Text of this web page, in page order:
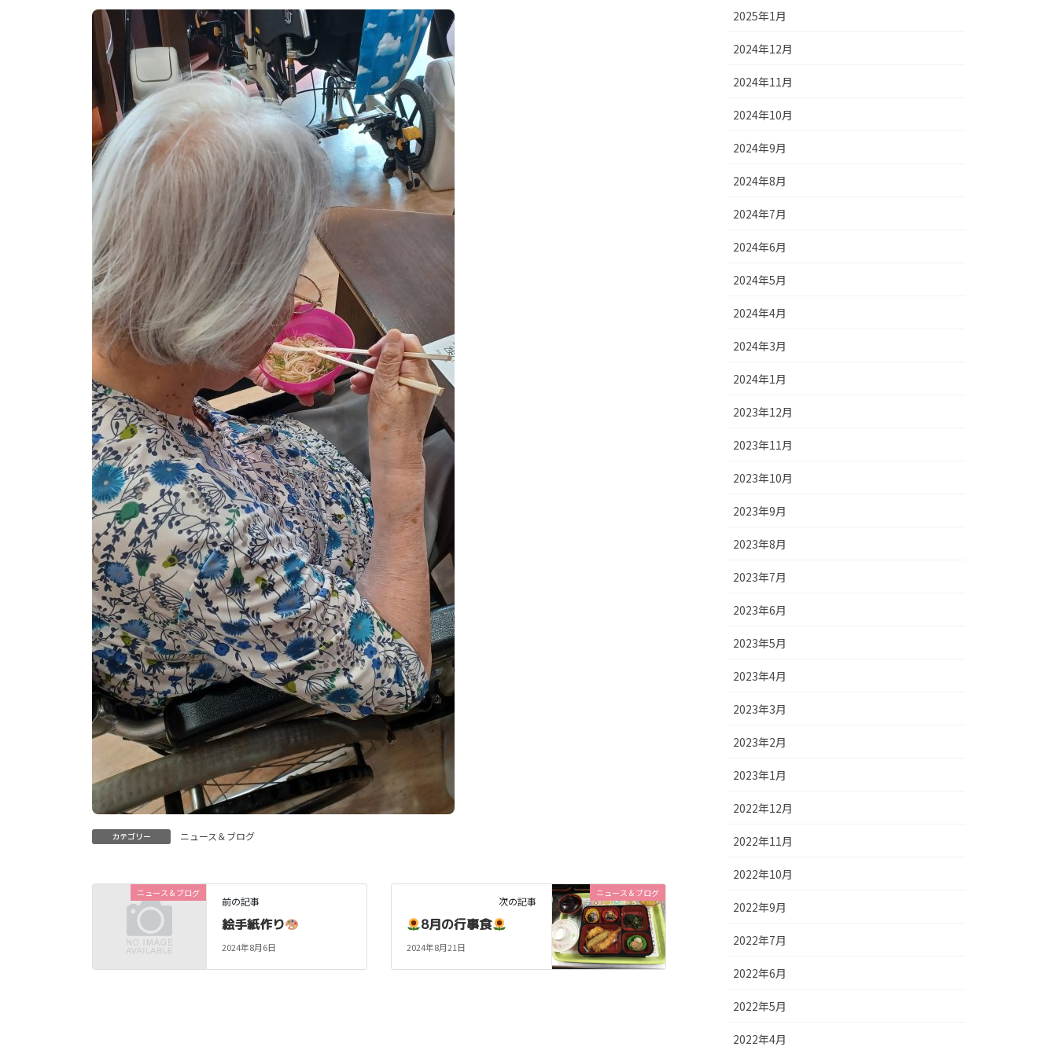
カテゴリー ニュース＆ブログ
ニュース＆ブログ
前の記事
絵手紙作り
2024年8月6日
ニュース＆ブログ
次の記事
8月の行事食
2024年8月21日
2025年1月
2024年12月
2024年11月
2024年10月
2024年9月
2024年8月
2024年7月
2024年6月
2024年5月
2024年4月
2024年3月
2024年1月
2023年12月
2023年11月
2023年10月
2023年9月
2023年8月
2023年7月
2023年6月
2023年5月
2023年4月
2023年3月
2023年2月
2023年1月
2022年12月
2022年11月
2022年10月
2022年9月
2022年7月
2022年6月
2022年5月
2022年4月